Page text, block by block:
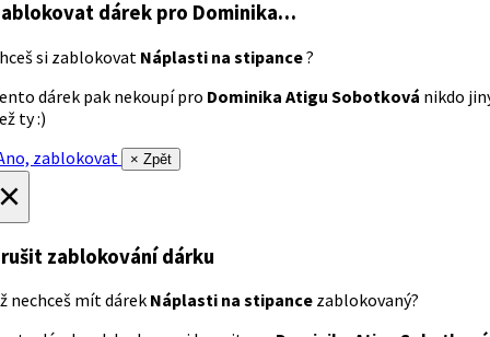
dárek pro Dominika…
si zablokovat Náplasti na stipance?
dárek pak nekoupí pro Dominika Atigu Sobotková nikdo
ty :)
zablokovat
× Zpět
zablokování dárku
nechceš mít dárek Náplasti na stipance zablokovaný?